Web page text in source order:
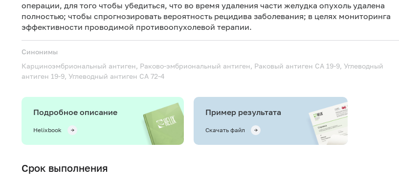
операции, для того чтобы убедиться, что во время удаления части желудка опухоль удалена
полностью; чтобы спрогнозировать вероятность рецидива заболевания; в целях мониторинга
эффективности проводимой противоопухолевой терапии.
Синонимы
Карциноэмбриональный антиген, Раково-эмбриональный антиген, Раковый антиген СА 19-9, Углеводный
антиген 19-9, Углеводный антиген CA 72-4
Подробное описание
Helixbook
Пример результата
Скачать файл
Срок выполнения